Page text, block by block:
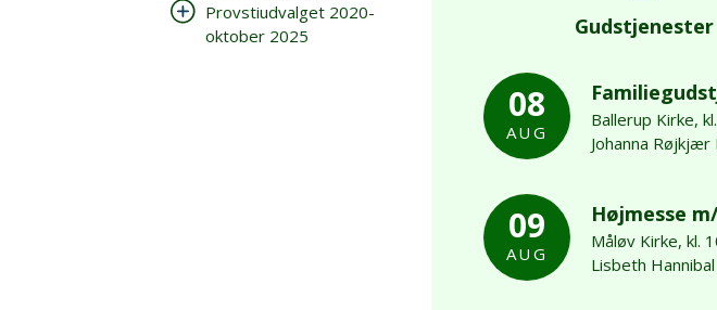
Provstiudvalget 2020-
oktober 2025
Gudstjenester
08
AUG
Ballerup Kirke,
Johanna Røjkjær
09
AUG
Højmesse
Måløv Kirke, kl.
Lisbeth Hannibal